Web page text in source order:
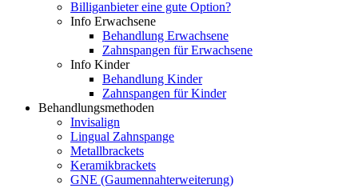
Billiganbieter eine gute Option?
Info Erwachsene
Behandlung Erwachsene
Zahnspangen für Erwachsene
Info Kinder
Behandlung Kinder
Zahnspangen für Kinder
Behandlungsmethoden
Invisalign
Lingual Zahnspange
Metallbrackets
Keramikbrackets
GNE (Gaumennaht­erweiterung)